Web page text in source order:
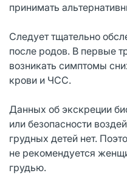
принимать
Следует тщательно
после родов. В первые
возникать симптомы
крови и ЧСС.
Данных об экскреции
или безопасности
грудных детей нет.
не рекомендуется
грудью.